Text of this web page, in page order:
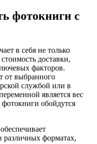
фотокниги с
в себя не только
доставки,
факторов.
от выбранного
службой или в
является вес
фотокниги обойдутся
различных форматах,